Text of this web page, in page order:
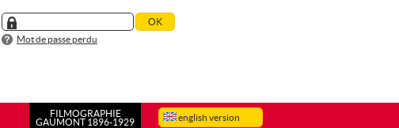
Mot de passe perdu
english version
FILMOGRAPHIE
GAUMONT 1896-1929